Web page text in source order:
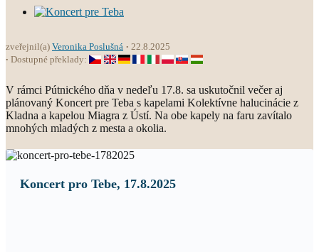
zveřejnil(a) Veronika Poslušná
22.8.2025
Dostupné překlady:
V rámci Pútnického dňa v nedeľu 17.8. sa uskutočnil večer aj
plánovaný Koncert pre Teba s kapelami Kolektívne halucinácie z
Kladna a kapelou Miagra z Ústí. Na obe kapely na faru zavítalo
mnohých mladých z mesta a okolia.
Koncert pro Tebe, 17.8.2025